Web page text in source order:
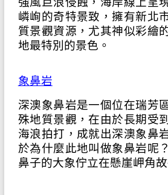
嶙峋的奇特景致，擁有新北
質景觀資源，尤其神似彩繪
地最特別的景色。
象鼻岩
深澳象鼻岩是一個位在瑞芳
殊地質景觀，在由於長期受
海浪拍打，成就出深澳象鼻
於為什麼此地叫做象鼻岩呢
鼻子的大象佇立在懸崖岬角故